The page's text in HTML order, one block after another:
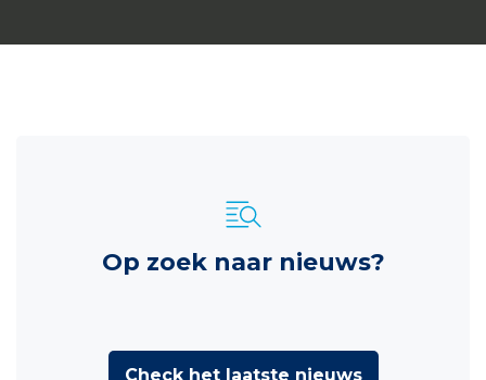
Op zoek naar nieuws?
Check het laatste nieuws